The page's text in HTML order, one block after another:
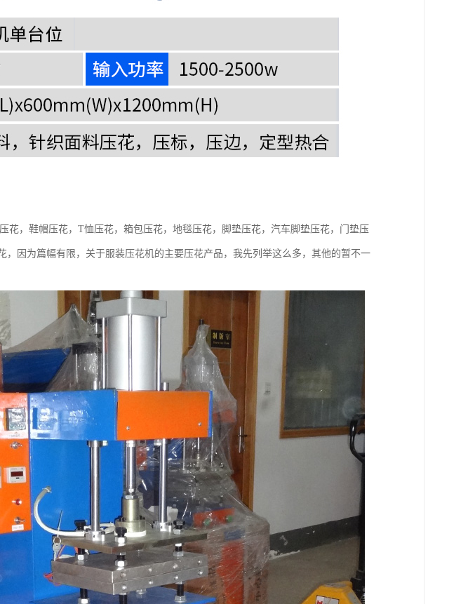
花，鞋帽压花，T恤压花，箱包压花，地毯压花，脚垫压花，汽车脚垫压花，门垫压
，因为篇幅有限，关于服装压花机的主要压花产品，我先列举这么多，其他的暂不一